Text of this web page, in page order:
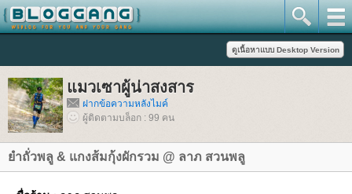
มวเซาผู้น่าสงสาร
ฝากข้อความหลังไมค์
ผู้ติดตามบล็อก : 99 คน
ำถั่วพลู & แกงส้มกุ้งผักรวม @ ลาภ สวนพลู